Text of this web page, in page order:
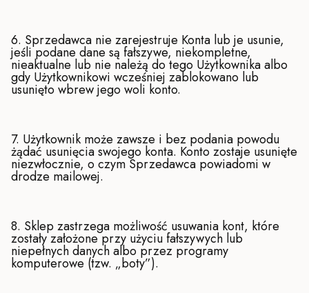
6. Sprzedawca nie zarejestruje Konta lub je usunie,
jeśli podane dane są fałszywe, niekompletne,
nieaktualne lub nie należą do tego Użytkownika albo
gdy Użytkownikowi wcześniej zablokowano lub
usunięto wbrew jego woli konto.
7. Użytkownik może zawsze i bez podania powodu
żądać usunięcia swojego konta. Konto zostaje usunięte
niezwłocznie, o czym Sprzedawca powiadomi w
drodze mailowej.
8. Sklep zastrzega możliwość usuwania kont, które
zostały założone przy użyciu fałszywych lub
niepełnych danych albo przez programy
komputerowe (tzw. „boty”).